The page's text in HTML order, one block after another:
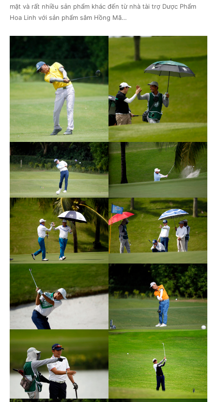
mặt và rất nhiều sản phẩm khác đến từ nhà tài trợ Dược Phẩm
Hoa Linh với sản phẩm sâm Hồng Mã…